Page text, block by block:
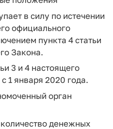
в силу по истечении
официального
пункта 4 статьи
Закона.
3 и 4 настоящего
1 января 2020 года.
орган
денежных